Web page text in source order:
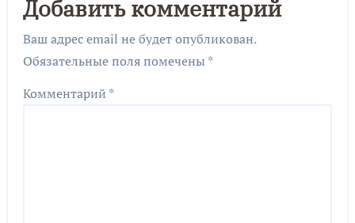
Добавить комментарий
Ваш адрес email не будет опубликован.
Обязательные поля помечены *
Комментарий *